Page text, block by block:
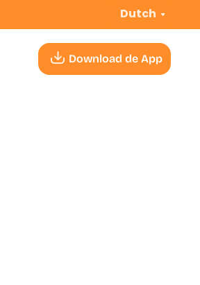
Dutch
Download de App